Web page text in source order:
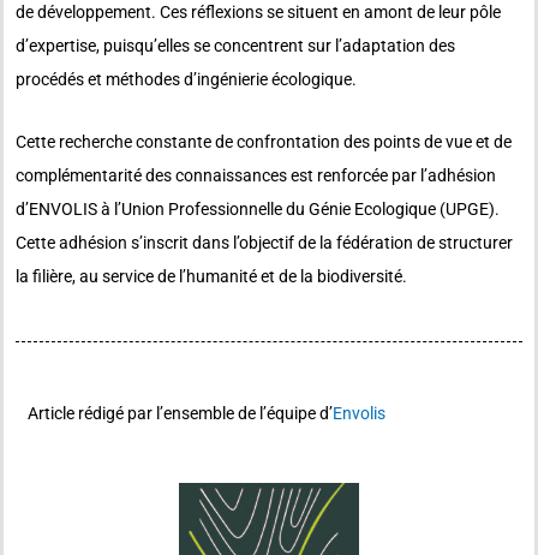
de développement. Ces réflexions se situent en amont de leur pôle
d’expertise, puisqu’elles se concentrent sur l’adaptation des
procédés et méthodes d’ingénierie écologique.
Cette recherche constante de confrontation des points de vue et de
complémentarité des connaissances est renforcée par l’adhésion
d’ENVOLIS à l’Union Professionnelle du Génie Ecologique (UPGE).
Cette adhésion s’inscrit dans l’objectif de la fédération de structurer
la filière, au service de l’humanité et de la biodiversité.
Article rédigé par l’ensemble de l’équipe d’Envolis